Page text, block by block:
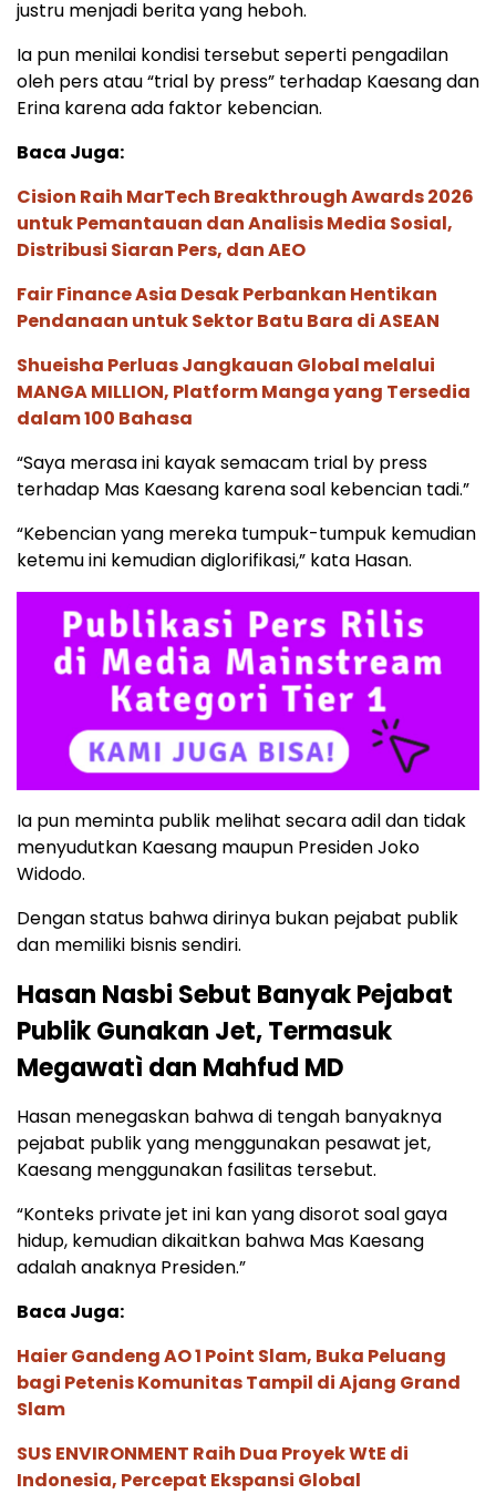
justru menjadi berita yang heboh.
Ia pun menilai kondisi tersebut seperti pengadilan
oleh pers atau “trial by press” terhadap Kaesang dan
Erina karena ada faktor kebencian.
Baca Juga:
Cision Raih MarTech Breakthrough Awards 2026
untuk Pemantauan dan Analisis Media Sosial,
Distribusi Siaran Pers, dan AEO
Fair Finance Asia Desak Perbankan Hentikan
Pendanaan untuk Sektor Batu Bara di ASEAN
Shueisha Perluas Jangkauan Global melalui
MANGA MILLION, Platform Manga yang Tersedia
dalam 100 Bahasa
“Saya merasa ini kayak semacam trial by press
terhadap Mas Kaesang karena soal kebencian tadi.”
“Kebencian yang mereka tumpuk-tumpuk kemudian
ketemu ini kemudian diglorifikasi,” kata Hasan.
Ia pun meminta publik melihat secara adil dan tidak
menyudutkan Kaesang maupun Presiden Joko
Widodo.
Dengan status bahwa dirinya bukan pejabat publik
dan memiliki bisnis sendiri.
Hasan Nasbi Sebut Banyak Pejabat
Publik Gunakan Jet, Termasuk
Megawatì dan Mahfud MD
Hasan menegaskan bahwa di tengah banyaknya
pejabat publik yang menggunakan pesawat jet,
Kaesang menggunakan fasilitas tersebut.
“Konteks private jet ini kan yang disorot soal gaya
hidup, kemudian dikaitkan bahwa Mas Kaesang
adalah anaknya Presiden.”
Baca Juga:
Haier Gandeng AO 1 Point Slam, Buka Peluang
bagi Petenis Komunitas Tampil di Ajang Grand
Slam
SUS ENVIRONMENT Raih Dua Proyek WtE di
Indonesia, Percepat Ekspansi Global